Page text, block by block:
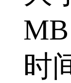
MB
时